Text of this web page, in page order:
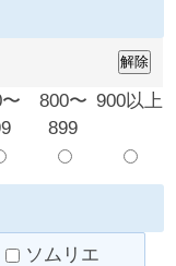
800〜
899
900以上
ソムリエ